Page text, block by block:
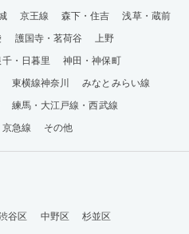
京王線 森下・住吉
浅草・蔵前
護国寺・茗荷谷
上野
・日暮里
神田・神保町
東横線神奈川
みなとみらい線
練馬・大江戸線・西武線
京急線 その他
谷区 中野区 杉並区